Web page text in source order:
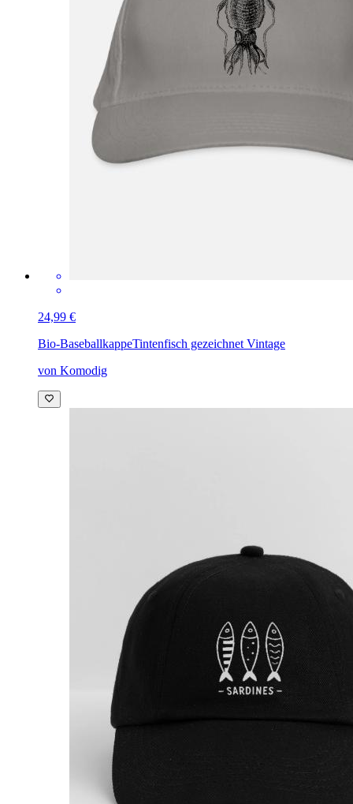
24,99 €
Bio-BaseballkappeTintenfisch gezeichnet Vintage
von Komodig